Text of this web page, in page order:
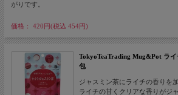
がりです。
価格： 420円(税込 454円)
TokyoTeaTrading Mug&Pot ラ
包
ジャスミン茶にライチの香りを
ライチの甘くクリアな香りがジ